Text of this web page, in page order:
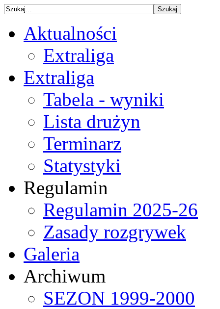
Aktualności
Extraliga
Extraliga
Tabela - wyniki
Lista drużyn
Terminarz
Statystyki
Regulamin
Regulamin 2025-26
Zasady rozgrywek
Galeria
Archiwum
SEZON 1999-2000